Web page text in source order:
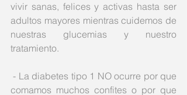
vivir sanas, felices y activas hasta ser
adultos mayores mientras cuidemos de
nuestras glucemias y nuestro
tratamiento.
- La diabetes tipo 1 NO ocurre por que
comamos muchos confites o por que